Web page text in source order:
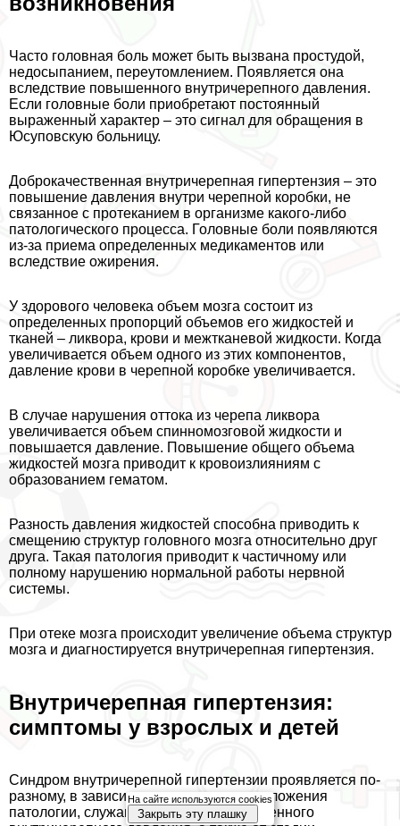
Часто головная боль может быть вызвана простудой,
недосыпанием, переутомлением. Появляется она
вследствие повышенного внутричерепного давления.
Если головные боли приобретают постоянный
выраженный хаpaктер – это сигнал для обращения в
Юсуповскую больницу.
Доброкачественная внутричерепная гипертензия – это
повышение давления внутри черепной коробки, не
связанное с протеканием в организме какого-либо
патологического процесса. Головные боли появляются
из-за приема определенных медикаментов или
вследствие ожирения.
У здорового человека объем мозга состоит из
определенных пропорций объемов его жидкостей и
тканей – ликвора, крови и межтканевой жидкости. Когда
увеличивается объем одного из этих компонентов,
давление крови в черепной коробке увеличивается.
В случае нарушения оттока из черепа ликвора
увеличивается объем спинномозговой жидкости и
повышается давление. Повышение общего объема
жидкостей мозга приводит к кровоизлияниям с
образованием гематом.
Разность давления жидкостей способна приводить к
смещению структур головного мозга относительно друг
друга. Такая патология приводит к частичному или
полному нарушению нормальной работы нервной
системы.
При отеке мозга происходит увеличение объема структур
мозга и диагностируется внутричерепная гипертензия.
Внутричерепная гипертензия:
симптомы у взрослых и детей
Синдром внутричерепной гипертензии проявляется по-
разному, в зависимости от места расположения
патологии, служащей причиной повышенного
На сайте используются cookies
Закрыть эту плашку